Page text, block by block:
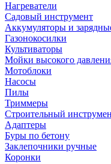
Нагреватели
Садовый инструмент
Аккумуляторы и
Газонокосилки
Культиваторы
Мойки высокого
Мотоблоки
Насосы
Пилы
Триммеры
Строительный
Адаптеры
Буры по бетону
Заклепочники ручные
Коронки